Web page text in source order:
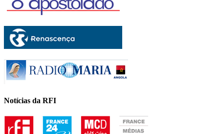
Notícias da RFI